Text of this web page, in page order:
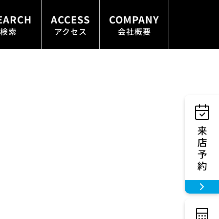
索
ACCESS
アクセス
COMPANY
会社概要